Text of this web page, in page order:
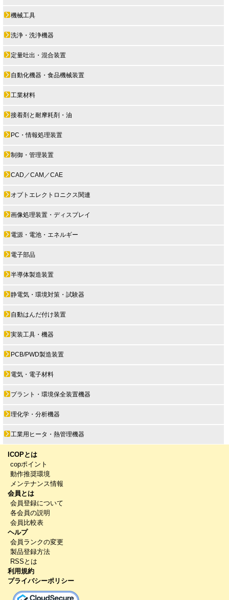
機械工具
洗浄・洗浄機器
定量吐出・混合装置
自動化機器・食品機械装置
工業材料
接着剤と耐摩耗剤・油
PC・情報処理装置
制御・管理装置
CAD／CAM／CAE
オプトエレクトロニクス関連
画像処理装置・ディスプレイ
電源・電池・エネルギー
電子部品
半導体製造装置
静電気・環境対策・試験器
自動はんだ付け装置
実装工具・機器
PCB/PWD製造装置
電気・電子材料
プラント・環境保全装置機器
理化学・分析機器
工業用ヒータ・熱管理機器
ICOPとは
copポイント
動作推奨環境
メンテナンス情報
会員とは
会員登録について
各会員の説明
会員比較表
ヘルプ
会員ランクの変更
製品登録方法
RSSとは
利用規約
プライバシーポリシー